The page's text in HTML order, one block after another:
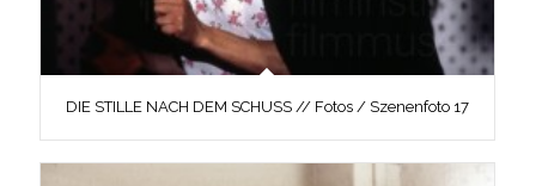
DIE STILLE NACH DEM SCHUSS // Fotos / Szenenfoto 17